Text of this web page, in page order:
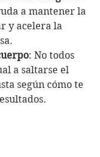
a mantener la
y acelera la
: No todos
a saltarse el
según cómo te